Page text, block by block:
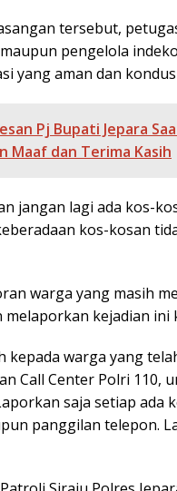
tersebut,
pengelola
yang aman dan
Pj Bupati Jepara
Maaf dan Terima Kasih
jangan lagi ada kos-
kos-kosan
warga yang masih
kejadian ini
kepada warga yang
Call Center Polri 110,
saja setiap ada
panggilan telepon.